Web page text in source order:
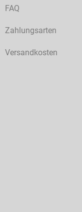
FAQ
Zahlungsarten
Versandkosten